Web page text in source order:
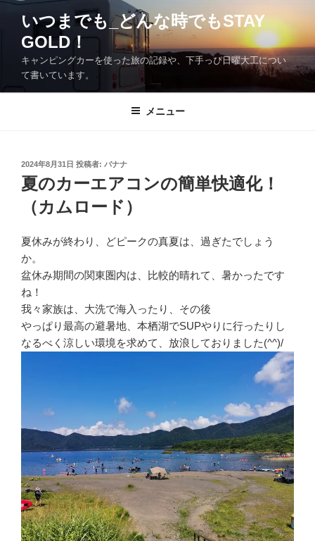
へ
いつまでも_どんな時でもSTAY
GOLD！
キャンピングカーを使った旅の記録や、下手っぴ日曜大工につい
て書いています。
メニュー
投
稿
日:
2024年8月31日 投稿者: バナナ
夏のカーエアコンの簡単快適化！
（カムロード）
夏休みが終わり、どピークの真夏は、過ぎたでしょう
か。
盆休み期間の関東圏内は、比較的晴れて、暑かったです
ね！
我々家族は、大洗で海入ったり、その後
やっぱり最高の避暑地、本栖湖でSUPやりに行ったりし
なるべく涼しい環境を求めて、放浪しておりました(^^)/